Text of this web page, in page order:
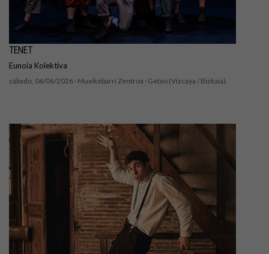
TENET
Eunoia Kolektiva
sábado, 06/06/2026 · Muxikebarri Zentroa · Getxo (Vizcaya / Bizkaia).